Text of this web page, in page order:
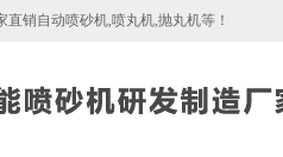
销自动喷砂机,喷丸机,抛丸机等！